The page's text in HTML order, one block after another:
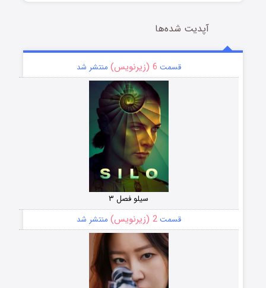
آپدیت شده‌ها
قسمت 6 (زیرنویس) منتشر شد
سیلو فصل ۳
قسمت2 (زیرنویس) منتشر شد